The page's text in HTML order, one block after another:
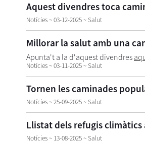
Aquest divendres toca
Notícies ~ 03-12-2025 ~ Salut
Millorar la salut amb una
Apunta't a la d'aquest divendres
Notícies ~ 03-11-2025 ~ Salut
Tornen les caminades
Notícies ~ 25-09-2025 ~ Salut
Llistat dels refugis
Notícies ~ 13-08-2025 ~ Salut